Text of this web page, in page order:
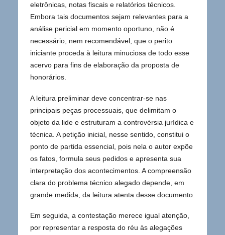
eletrônicas, notas fiscais e relatórios técnicos.
Embora tais documentos sejam relevantes para a
análise pericial em momento oportuno, não é
necessário, nem recomendável, que o perito
iniciante proceda à leitura minuciosa de todo esse
acervo para fins de elaboração da proposta de
honorários.
A leitura preliminar deve concentrar-se nas
principais peças processuais, que delimitam o
objeto da lide e estruturam a controvérsia jurídica e
técnica. A petição inicial, nesse sentido, constitui o
ponto de partida essencial, pois nela o autor expõe
os fatos, formula seus pedidos e apresenta sua
interpretação dos acontecimentos. A compreensão
clara do problema técnico alegado depende, em
grande medida, da leitura atenta desse documento.
Em seguida, a contestação merece igual atenção,
por representar a resposta do réu às alegações